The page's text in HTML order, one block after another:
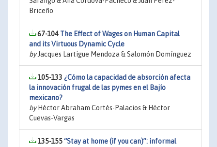
Briceño
67-104 The Effect of Wages on Human Capital
and its Virtuous Dynamic Cycle
byJacques Lartigue Mendoza & Salomón Domínguez
105-133 ¿Cómo la capacidad de absorción afecta
la innovación frugal de las pymes en el Bajío
mexicano?
byHéctor Abraham Cortés-Palacios & Héctor
Cuevas-Vargas
135-155“Stay at home (if you can)”: informal